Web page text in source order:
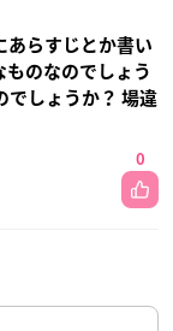
あらすじとか書い
ものなのでしょう
でしょうか？ 場違
0